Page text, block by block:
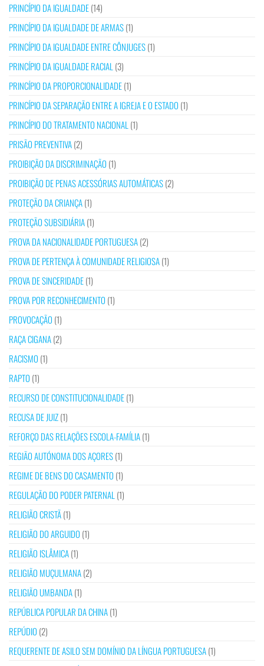
PRINCÍPIO DA IGUALDADE(14)
PRINCÍPIO DA IGUALDADE DE ARMAS(1)
PRINCÍPIO DA IGUALDADE ENTRE CÔNJUGES(1)
PRINCÍPIO DA IGUALDADE RACIAL (3)
PRINCÍPIO DA PROPORCIONALIDADE(1)
PRINCÍPIO DA SEPARAÇÃO ENTRE A IGREJA E O ESTADO (1)
PRINCÍPIO DO TRATAMENTO NACIONAL (1)
PRISÃO PREVENTIVA(2)
PROIBIÇÃO DA DISCRIMINAÇÃO (1)
PROIBIÇÃO DE PENAS ACESSÓRIAS AUTOMÁTICAS(2)
PROTEÇÃO DA CRIANÇA(1)
PROTEÇÃO SUBSIDIÁRIA(1)
PROVA DA NACIONALIDADE PORTUGUESA(2)
PROVA DE PERTENÇA À COMUNIDADE RELIGIOSA(1)
PROVA DE SINCERIDADE(1)
PROVA POR RECONHECIMENTO (1)
PROVOCAÇÃO (1)
RAÇA CIGANA(2)
RACISMO (1)
RAPTO (1)
RECURSO DE CONSTITUCIONALIDADE(1)
RECUSA DE JUIZ(1)
REFORÇO DAS RELAÇÕES ESCOLA-FAMÍLIA(1)
REGIÃO AUTÓNOMA DOS AÇORES(1)
REGIME DE BENS DO CASAMENTO (1)
REGULAÇÃO DO PODER PATERNAL (1)
RELIGIÃO CRISTÃ(1)
RELIGIÃO DO ARGUIDO (1)
RELIGIÃO ISLÂMICA(1)
RELIGIÃO MUÇULMANA(2)
RELIGIÃO UMBANDA(1)
REPÚBLICA POPULAR DA CHINA(1)
REPÚDIO (2)
REQUERENTE DE ASILO SEM DOMÍNIO DA LÍNGUA PORTUGUESA(1)